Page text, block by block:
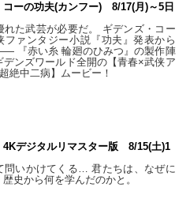
コーの功夫(カンフー) 8/17(月)～5日
れた武芸が必要だ。 ギデンズ・コー
ファンタジー小説『功夫』発表から
『赤い糸 輪廻のひみつ』の製作陣
デンズワールド全開の【青春×武侠ア
絶中二病】ムービー！
デジタルリマスター版 8/15(土)1
問いかけてくる… 君たちは、なぜに
史から何を学んだのかと。